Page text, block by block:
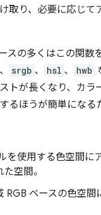
取り、必要に応じて
スの多くはこの関数
、 srgb 、 hsl 、 hwb
トが長くなり、カラ
るほうが簡単になる
を使用する色空間に
空間。
RGB ベースの色空間